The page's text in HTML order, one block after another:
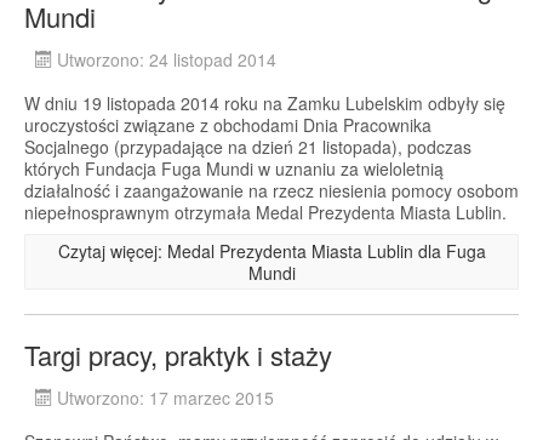
Mundi
Utworzono: 24 listopad 2014
W dniu 19 listopada 2014 roku na Zamku Lubelskim odbyły się
uroczystości związane z obchodami Dnia Pracownika
Socjalnego (przypadające na dzień 21 listopada), podczas
których Fundacja Fuga Mundi w uznaniu za wieloletnią
działalność i zaangażowanie na rzecz niesienia pomocy osobom
niepełnosprawnym otrzymała Medal Prezydenta Miasta Lublin.
Czytaj więcej: Medal Prezydenta Miasta Lublin dla Fuga
Mundi
Targi pracy, praktyk i staży
Utworzono: 17 marzec 2015